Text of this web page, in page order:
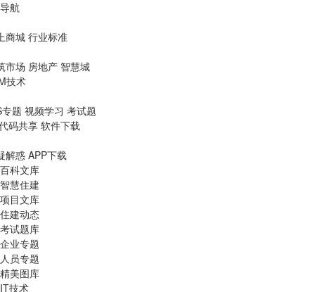
导航
商城 行业标准
市场 房地产 智慧城
技术
题 视频学习 考试题
码共享 软件下载
解惑 APP下载
百科文库
智慧住建
项目文库
住建动态
考试题库
企业专题
人员专题
精美图库
IT技术